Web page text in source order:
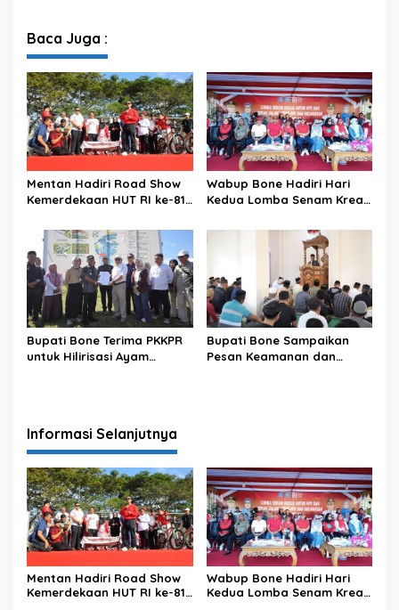
Baca Juga :
Mentan Hadiri Road Show
Kemerdekaan HUT RI ke-81
Kabupaten Bone, Dihadiri
Puluhan Ribu Masyarakat
Wabup Bone Hadiri Hari
Kedua Lomba Senam Kreasi
Bupati Bone Terima PKKPR
untuk Hilirisasi Ayam
Bupati Bone Sampaikan
Pesan Keamanan dan
Informasi Selanjutnya
Mentan Hadiri Road Show
Kemerdekaan HUT RI ke-81
Wabup Bone Hadiri Hari
Kedua Lomba Senam Kreasi